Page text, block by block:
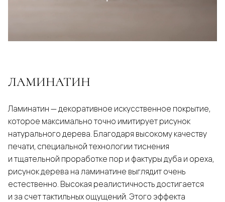
ЛАМИНАТИН
Ламинатин — декоративное искусственное покрытие,
которое максимально точно имитирует рисунок
натурального дерева. Благодаря высокому качеству
печати, специальной технологии тиснения
и тщательной проработке пор и фактуры дуба и ореха,
рисунок дерева на ламинатине выглядит очень
естественно. Высокая реалистичность достигается
и за счет тактильных ощущений. Этого эффекта